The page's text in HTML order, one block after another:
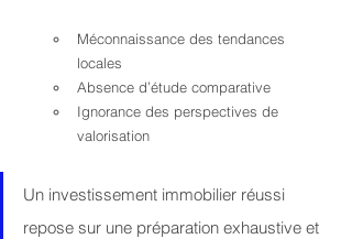
Méconnaissance des tendances
locales
Absence d’étude comparative
Ignorance des perspectives de
valorisation
Un investissement immobilier réussi
repose sur une préparation exhaustive et